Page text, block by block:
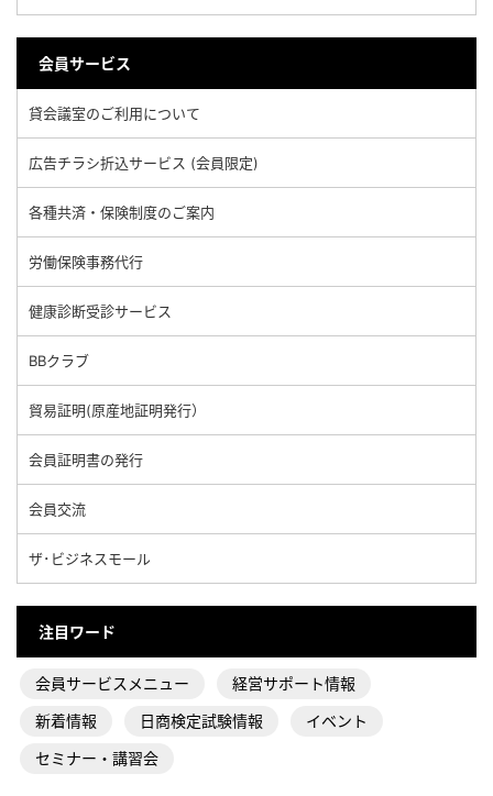
会員サービス
貸会議室のご利用について
広告チラシ折込サービス (会員限定)
各種共済・保険制度のご案内
労働保険事務代行
健康診断受診サービス
BBクラブ
貿易証明(原産地証明発行）
会員証明書の発行
会員交流
ザ･ビジネスモール
注目ワード
会員サービスメニュー
経営サポート情報
新着情報
日商検定試験情報
イベント
セミナー・講習会